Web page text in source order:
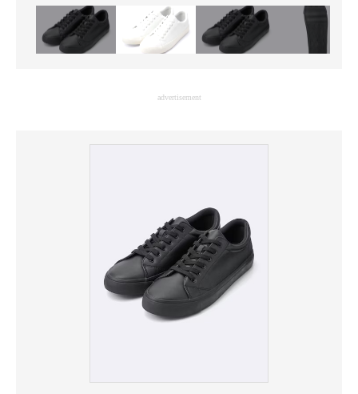
advertisement